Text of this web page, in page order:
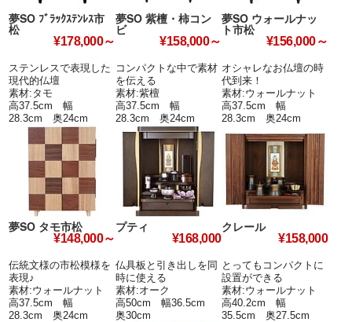
夢SO ﾌﾞﾗｯｸｽﾃﾝﾚｽ市
松
¥178,000～
ステンレスで表現した
現代的仏壇
素材:タモ
高37.5cm 幅
28.3cm 奥24cm
夢SO 紫檀・柿コン
ビ
¥158,000～
コンパクトな中で素材
を伝える
素材:紫檀
高37.5cm 幅
28.3cm 奥24cm
夢SO ウォールナッ
ト市松
¥156,000～
オシャレなお仏壇の時
代到来！
素材:ウォールナット
高37.5cm 幅
28.3cm 奥24cm
夢SO タモ市松
¥148,000～
伝統文様の市松模様を
表現♪
素材:ウォールナット
高37.5cm 幅
28.3cm 奥24cm
プティ
¥168,000
仏具板と引き出しを同
時に使える
素材:オーク
高50cm 幅36.5cm
奥30cm
クレール
¥158,000
とってもコンパクトに
設置ができる
素材:ウォールナット
高40.2cm 幅
35.5cm 奥27.5cm